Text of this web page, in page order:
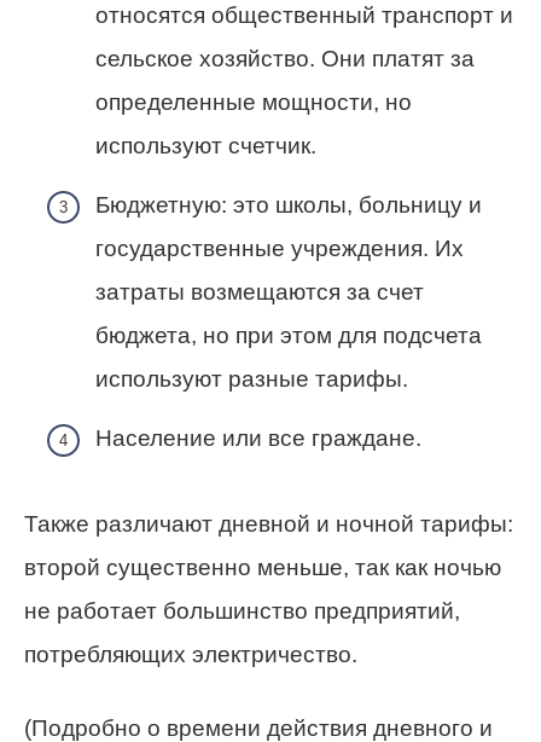
относятся общественный транспорт и
сельское хозяйство. Они платят за
определенные мощности, но
используют счетчик.
Бюджетную: это школы, больницу и
государственные учреждения. Их
затраты возмещаются за счет
бюджета, но при этом для подсчета
используют разные тарифы.
Население или все граждане.
Также различают дневной и ночной тарифы:
второй существенно меньше, так как ночью
не работает большинство предприятий,
потребляющих электричество.
(Подробно о времени действия дневного и